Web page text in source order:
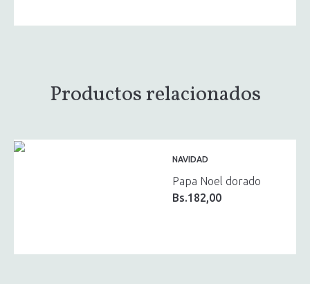
Productos relacionados
NAVIDAD
Papa Noel dorado
Bs.182,00